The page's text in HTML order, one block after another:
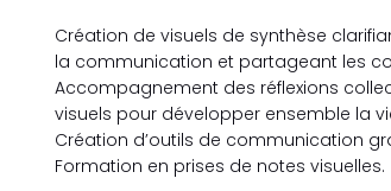
Création de visuels de synthèse
la communication et partageant les
Accompagnement des réflexions
visuels pour développer ensemble la
Création d’outils de communication
Formation en prises de notes visuelles.